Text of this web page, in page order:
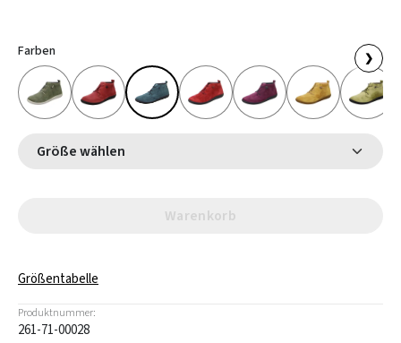
Farben ❯
Größe wählen
Warenkorb
Größentabelle
Produktnummer:
261-71-00028